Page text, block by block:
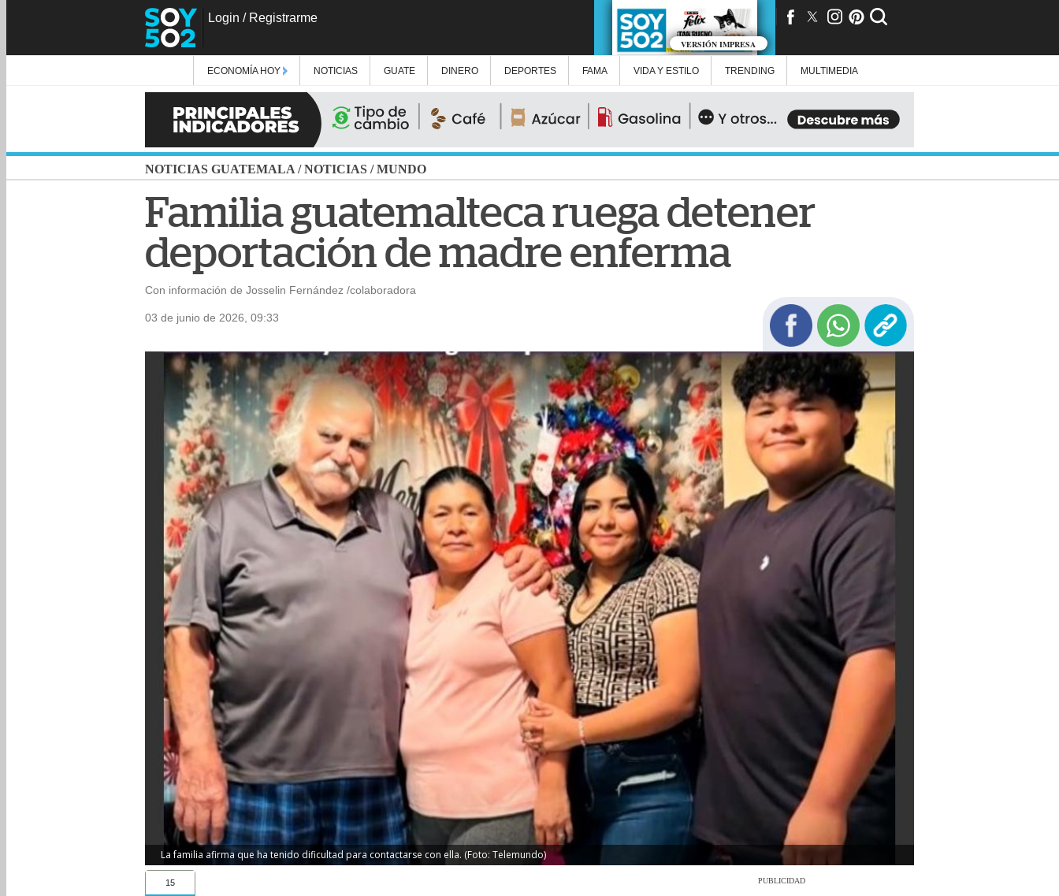
Login / Registrarme
VERSIÓN IMPRESA
ECONOMÍA HOY NOTICIAS GUATE DINERO DEPORTES FAMA VIDA Y ESTILO TRENDING MULTIMEDIA
NOTICIAS GUATEMALA /NOTICIAS /MUNDO
Familia guatemalteca ruega detener
deportación de madre enferma
Con información de Josselin Fernández /colaboradora
03 de junio de 2026, 09:33
La familia afirma que ha tenido dificultad para contactarse con ella. (Foto: Telemundo)
15 PUBLICIDAD